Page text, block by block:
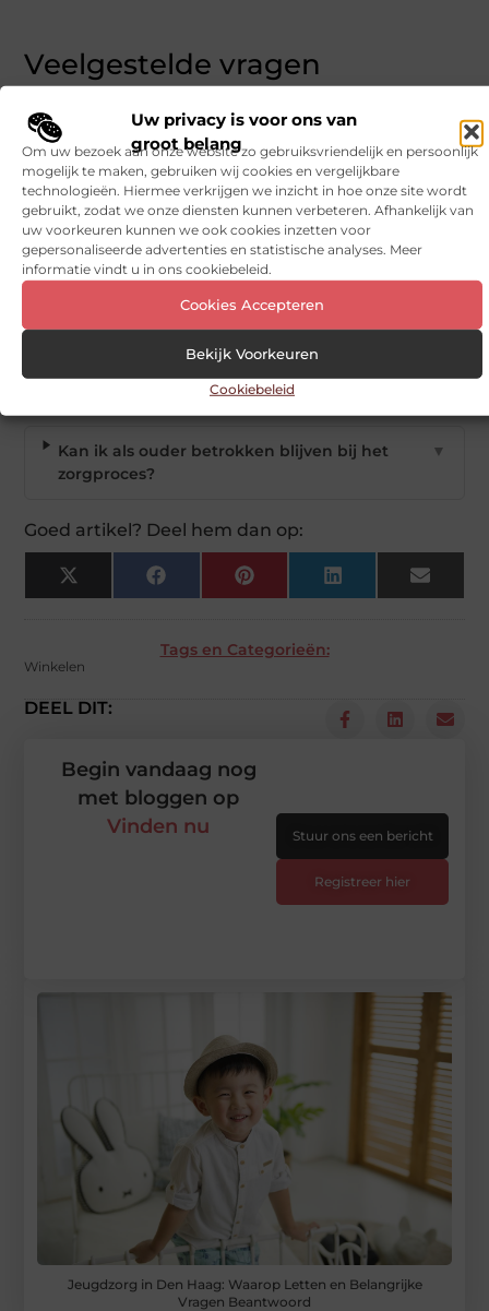
Uw privacy is voor ons van
groot belang
Om uw bezoek aan onze website zo gebruiksvriendelijk en persoonlijk
mogelijk te maken, gebruiken wij cookies en vergelijkbare
technologieën. Hiermee verkrijgen we inzicht in hoe onze site wordt
gebruikt, zodat we onze diensten kunnen verbeteren. Afhankelijk van
uw voorkeuren kunnen we ook cookies inzetten voor
gepersonaliseerde advertenties en statistische analyses. Meer
informatie vindt u in ons cookiebeleid.
Cookies Accepteren
Bekijk Voorkeuren
Cookiebeleid
Veelgestelde vragen
Welke diensten worden aangeboden in
jeugdzorg in Den Haag?
Hoe weet ik of mijn kind jeugdzorg nodig
heeft?
▼
Wat zijn de kosten voor jeugdzorg in Den
Hoe lang duurt een jeugdzorgtraject?
Kan ik als ouder betrokken blijven bij het
zorgproces?
▼
Goed artikel? Deel hem dan op:
X
(Twitter)
Facebook Pinterest LinkedIn Email
Tags en Categorieën:
Winkelen
DEEL DIT:
Jeugdzorg in Den Haag: Waarop Letten en Belangrijke
Vragen Beantwoord
Begin vandaag nog
met bloggen op
Vinden nu
Stuur ons een bericht
Registreer hier